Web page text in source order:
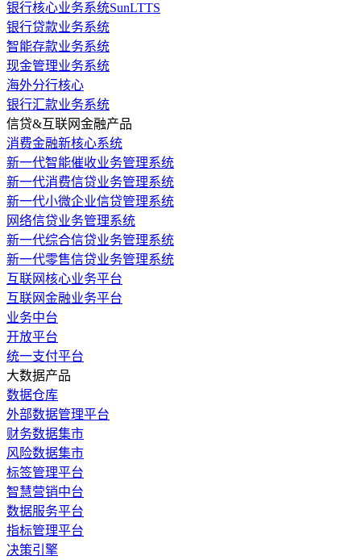
银行核心业务系统SunLTTS
银行贷款业务系统
智能存款业务系统
现金管理业务系统
海外分行核心
银行汇款业务系统
信贷&互联网金融产品
消费金融新核心系统
新一代智能催收业务管理系统
新一代消费信贷业务管理系统
新一代小微企业信贷管理系统
网络信贷业务管理系统
新一代综合信贷业务管理系统
新一代零售信贷业务管理系统
互联网核心业务平台
互联网金融业务平台
业务中台
开放平台
统一支付平台
大数据产品
数据仓库
外部数据管理平台
财务数据集市
风险数据集市
标签管理平台
智慧营销中台
数据服务平台
指标管理平台
决策引擎